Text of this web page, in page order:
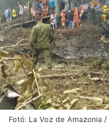
Fotó: La Voz de Amazonia